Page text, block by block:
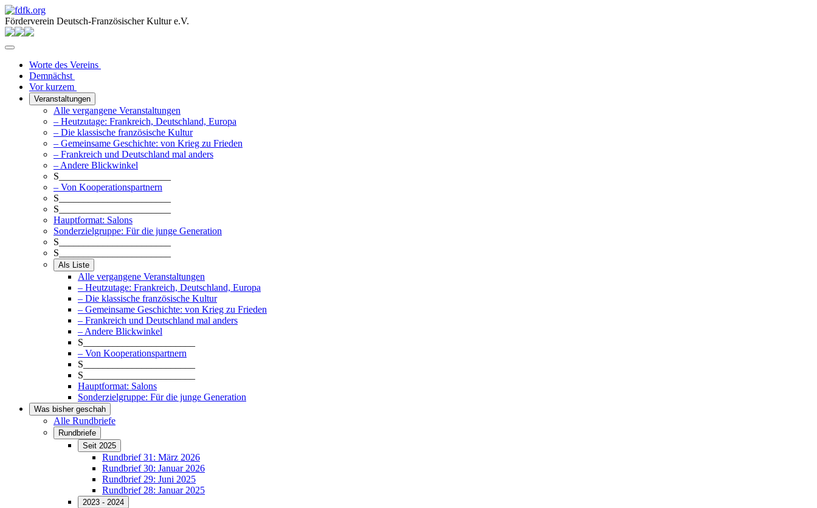
Förderverein Deutsch-Französischer Kultur e.V.
Worte des Vereins
Demnächst
Vor kurzem
Veranstaltungen
Alle vergangene Veranstaltungen
– Heutzutage: Frankreich, Deutschland, Europa
– Die klassische französische Kultur
– Gemeinsame Geschichte: von Krieg zu Frieden
– Frankreich und Deutschland mal anders
– Andere Blickwinkel
S_______________________
– Von Kooperationspartnern
S_______________________
S_______________________
Hauptformat: Salons
Sonderzielgruppe: Für die junge Generation
S_______________________
S_______________________
Als Liste
Alle vergangene Veranstaltungen
– Heutzutage: Frankreich, Deutschland, Europa
– Die klassische französische Kultur
– Gemeinsame Geschichte: von Krieg zu Frieden
– Frankreich und Deutschland mal anders
– Andere Blickwinkel
S_______________________
– Von Kooperationspartnern
S_______________________
S_______________________
Hauptformat: Salons
Sonderzielgruppe: Für die junge Generation
Was bisher geschah
Alle Rundbriefe
Rundbriefe
Seit 2025
Rundbrief 31: März 2026
Rundbrief 30: Januar 2026
Rundbrief 29: Juni 2025
Rundbrief 28: Januar 2025
2023 - 2024